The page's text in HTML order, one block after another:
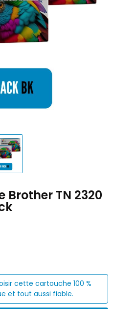
TN 2320
cette cartouche 100 %
et tout aussi fiable.